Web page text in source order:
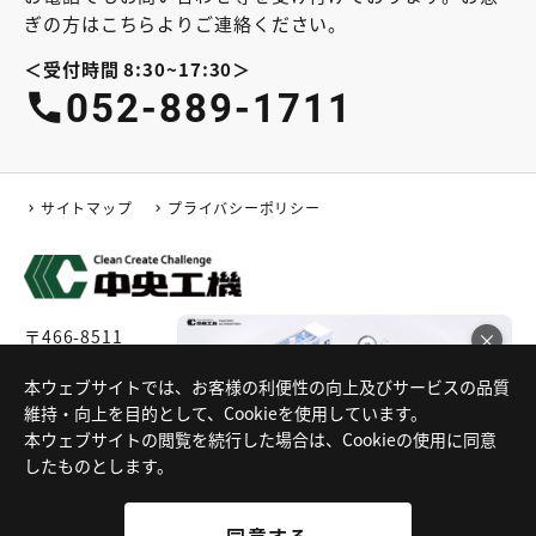
本ウェブサイトでは、お客様の利便性の向上及びサービスの品質
維持・向上を目的として、Cookieを使用しています。
本ウェブサイトの閲覧を続行した場合は、Cookieの使用に同意
したものとします。
ぎの方はこちらよりご連絡ください。
＜受付時間 8:30~17:30＞
052-889-1711
サイトマップ プライバシーポリシー
〒466-8511
電話番号:052-889-1711 (代表)
×
FA特化サイト公開中！！